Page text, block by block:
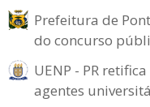
Prefeitura de
do concurso
UENP - PR
agentes